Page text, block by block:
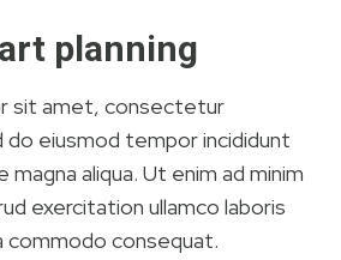
planning
sit amet, consectetur
do eiusmod tempor incididunt
aliqua. Ut enim ad minim
exercitation ullamco laboris
commodo consequat.